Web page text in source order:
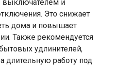
выключателем и
Это снижает
дома и повышает
Также рекомендуется
удлинителей,
длительную работу под